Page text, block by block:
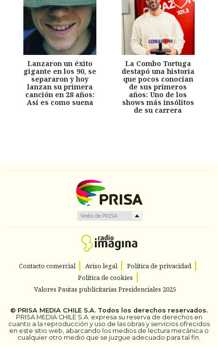
Lanzaron un éxito
gigante en los 90, se
separaron y hoy
lanzan su primera
canción en 28 años:
Así es como suena
La Combo Tortuga
destapó una historia
que pocos conocían
de sus primeros
años: Uno de los
shows más insólitos
de su carrera
Contacto comercial Aviso legal
Política de privacidad
Política de cookies
Valores Pautas publicitarias Presidenciales 2025
© PRISA MEDIA CHILE S.A. Todos los derechos reservados.
PRISA MEDIA CHILE S.A. expresa su reserva de derechos en
cuanto a la reproducción y uso de las obras y servicios ofrecidos
en este sitio web, abarcando los medios de lectura mecánica o
cualquier otro medio que se juzgue adecuado para tal fin.